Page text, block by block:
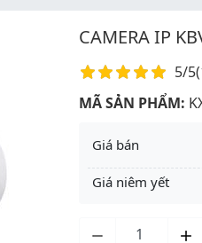
CAMERA IP
5/5(
MÃ SẢN PHẨM:
Giá bán
Giá niêm yết